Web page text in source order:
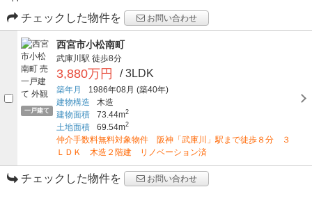
チェックした物件を
お問い合わせ
一戸建て
西宮市小松南町
武庫川駅 徒歩8分
3,880万円 / 3LDK
築年月 1986年08月 (築40年)
建物構造
木造
建物面積
73.44m2
土地面積 69.54m2
仲介手数料無料対象物件 阪神「武庫川」駅まで徒歩８分 ３
ＬＤＫ 木造２階建 リノベーション済
チェックした物件を お問い合わせ